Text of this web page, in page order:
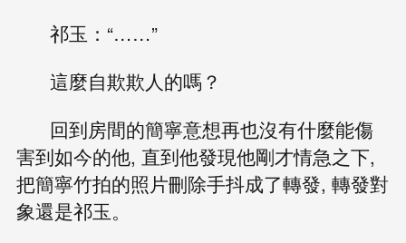
祁玉：“……”
這麼自欺欺人的嗎？
回到房間的簡寧意想再也沒有什麼能傷
害到如今的他, 直到他發現他剛才情急之下,
把簡寧竹拍的照片刪除手抖成了轉發, 轉發對
象還是祁玉。